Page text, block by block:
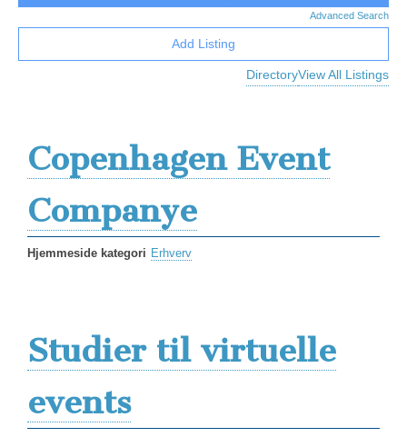
Advanced Search
DirectoryView All Listings
Add Listing
Copenhagen Event
Companye
Hjemmeside kategori Erhverv
Studier til virtuelle
events